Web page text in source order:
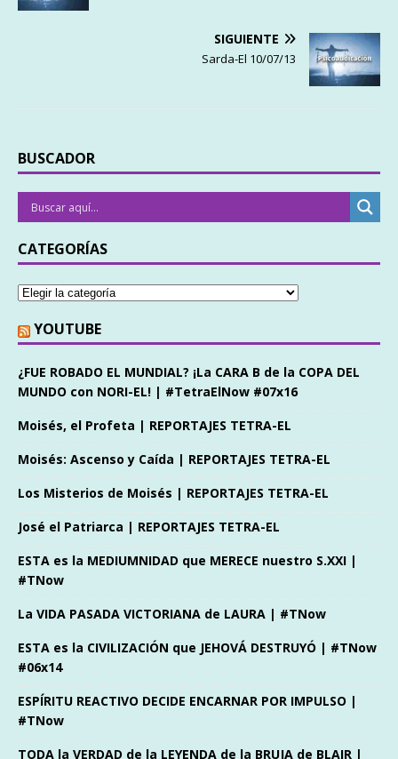
SIGUIENTE
Sarda-El 10/07/13
BUSCADOR
CATEGORÍAS
YOUTUBE
¿FUE ROBADO EL MUNDIAL? ¡La CARA B de la COPA DEL
MUNDO con NORI-EL! | #TetraElNow #07x16
Moisés, el Profeta | REPORTAJES TETRA-EL
Moisés: Ascenso y Caída | REPORTAJES TETRA-EL
Los Misterios de Moisés | REPORTAJES TETRA-EL
José el Patriarca | REPORTAJES TETRA-EL
ESTA es la MEDIUMNIDAD que MERECE nuestro S.XXI |
#TNow
La VIDA PASADA VICTORIANA de LAURA | #TNow
ESTA es la CIVILIZACIÓN que JEHOVÁ DESTRUYÓ | #TNow
#06x14
ESPÍRITU REACTIVO DECIDE ENCARNAR POR IMPULSO |
#TNow
TODA la VERDAD de la LEYENDA de la BRUJA de BLAIR |